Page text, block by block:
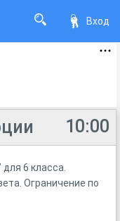
Вход
10:00
6 класса.
Ограничение по